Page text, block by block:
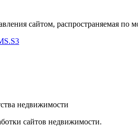
сайтом, распространяемая по
недвижимости
сайтов недвижимости.